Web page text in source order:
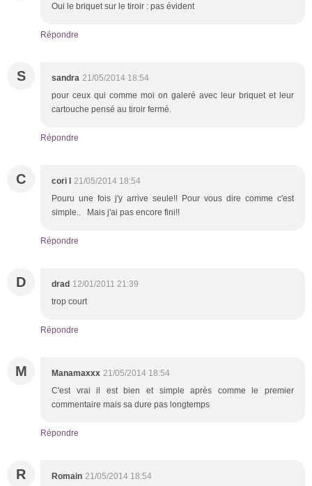
Oui le briquet sur le tiroir : pas évident
Répondre
S sandra 21/05/2014 18:54
pour ceux qui comme moi on galeré avec leur briquet et leur
cartouche pensé au tiroir fermé.
Répondre
C cori l 21/05/2014 18:54
Pouru une fois j'y arrive seule!! Pour vous dire comme c'est
simple.. Mais j'ai pas encore fini!!
Répondre
D drad 12/01/2011 21:39
trop court
Répondre
M Manamaxxx 21/05/2014 18:54
C'est vrai il est bien et simple après comme le premier
commentaire mais sa dure pas longtemps
Répondre
R Romain 21/05/2014 18:54